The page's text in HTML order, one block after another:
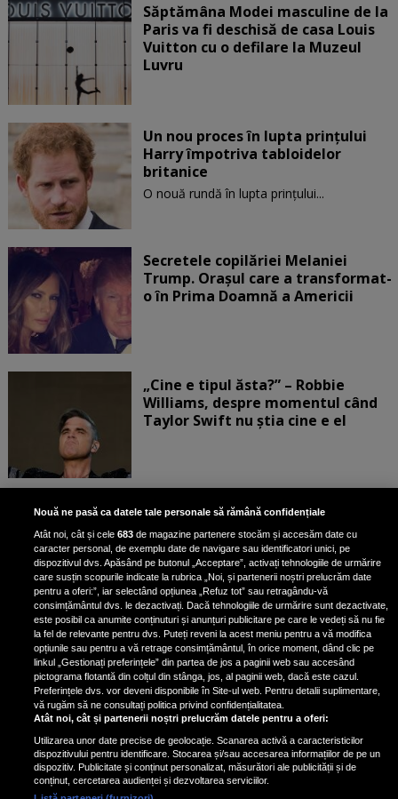
Săptămâna Modei masculine de la
Paris va fi deschisă de casa Louis
Vuitton cu o defilare la Muzeul
Luvru
Un nou proces în lupta prinţului
Harry împotriva tabloidelor
britanice
O nouă rundă în lupta prinţului...
Secretele copilăriei Melaniei
Trump. Orașul care a transformat-
o în Prima Doamnă a Americii
„Cine e tipul ăsta?” – Robbie
Williams, despre momentul când
Taylor Swift nu știa cine e el
Bruce Dickinson, solistul trupei
Iron Maiden, şi-a arătat talentul
de scrimer la un concurs în Franţa
Nicki Minaj, acuzată de agresiune
de fostul manager: Detalii șocante
din proces
Nicki Minaj le-a lăudat pe...
Nouă ne pasă ca datele tale personale să rămână confidențiale
Atât noi, cât și cele683 de magazine partenere stocăm și accesăm date cu
caracter personal, de exemplu date de navigare sau identificatori unici, pe
dispozitivul dvs. Apăsând pe butonul „Acceptare”, activați tehnologiile de urmărire
care susțin scopurile indicate la rubrica „Noi, și partenerii noștri prelucrăm date
pentru a oferi:”, iar selectând opțiunea „Refuz tot” sau retragându-vă
consimțământul dvs. le dezactivați. Dacă tehnologiile de urmărire sunt dezactivate,
este posibil ca anumite conținuturi și anunțuri publicitare pe care le vedeți să nu fie
la fel de relevante pentru dvs. Puteți reveni la acest meniu pentru a vă modifica
opțiunile sau pentru a vă retrage consimțământul, în orice moment, dând clic pe
linkul „Gestionați preferințele” din partea de jos a paginii web sau accesând
pictograma flotantă din colțul din stânga, jos, al paginii web, dacă este cazul.
Preferințele dvs. vor deveni disponibile în Site-ul web. Pentru detalii suplimentare,
vă rugăm să ne consultați politica privind confidențialitatea.
Atât noi, cât și partenerii noștri prelucrăm datele pentru a oferi:
Utilizarea unor date precise de geolocație. Scanarea activă a caracteristicilor
dispozitivului pentru identificare. Stocarea și/sau accesarea informațiilor de pe un
dispozitiv. Publicitate și conținut personalizat, măsurători ale publicității și de
conținut, cercetarea audienței și dezvoltarea serviciilor.